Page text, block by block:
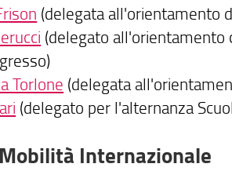
(delegata all'orientamento
(delegato all'orientamento
Torlone (delegata
(delegato per l'alternanza
Internazionale